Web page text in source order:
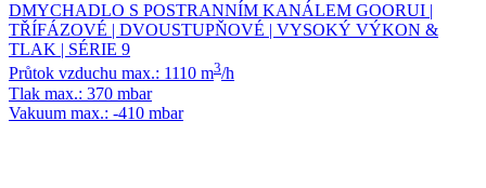
DMYCHADLO S POSTRANNÍM KANÁLEM GOORUI |
TŘÍFÁZOVÉ | DVOUSTUPŇOVÉ | VYSOKÝ VÝKON &
TLAK | SÉRIE 9
Průtok vzduchu max.: 1110 m3/h
Tlak max.: 370 mbar
Vakuum max.: -410 mbar